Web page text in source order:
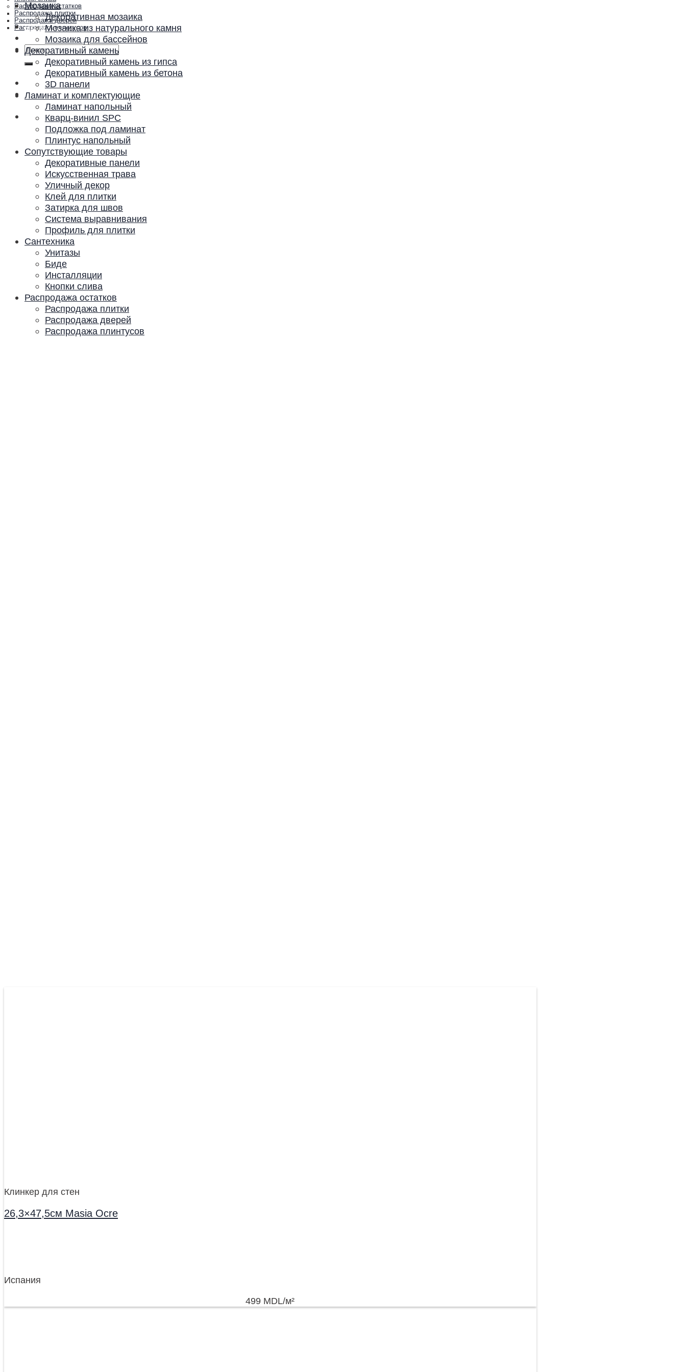
Распродажа остатков
Распродажа плитки
Распродажа дверей
Распродажа плинтусов
Акции и скидки
Контакты
Искать:
Мозаика
Декоративная мозаика
Мозаика из натурального камня
Мозаика для бассейнов
Декоративный камень
Декоративный камень из гипса
Декоративный камень из бетона
3D панели
Ламинат и комплектующие
Ламинат напольный
Кварц-винил SPC
Подложка под ламинат
Плинтус напольный
Сопутствующие товары
Декоративные панели
Искусственная трава
Уличный декор
Клей для плитки
Затирка для швов
Система выравнивания
Профиль для плитки
Сантехника
Унитазы
Биде
Инсталляции
Кнопки слива
Распродажа остатков
Распродажа плитки
Распродажа дверей
Распродажа плинтусов
Клинкер для стен
26,3×47,5см Masia Ocre
Испания
499 MDL/м²